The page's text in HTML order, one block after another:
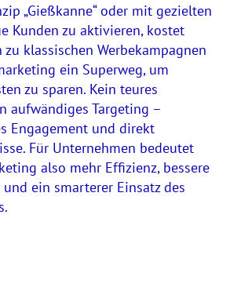
„Gießkanne“ oder mit gezielten
Kunden zu aktivieren, kostet
zu klassischen Werbekampagnen
ein Superweg, um
zu sparen. Kein teures
aufwändiges Targeting –
Engagement und direkt
Für Unternehmen bedeutet
also mehr Effizienz, bessere
und ein smarterer Einsatz des